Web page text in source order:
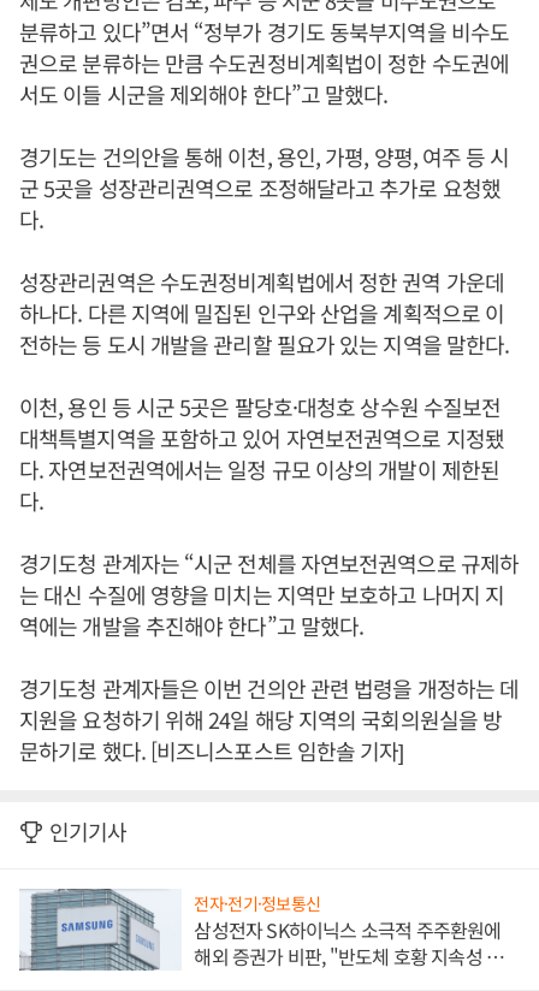
분류하고 있다”면서 “정부가 경기도 동북부지역을 비수도
권으로 분류하는 만큼 수도권정비계획법이 정한 수도권에
서도 이들 시군을 제외해야 한다”고 말했다.
경기도는 건의안을 통해 이천, 용인, 가평, 양평, 여주 등 시
군 5곳을 성장관리권역으로 조정해달라고 추가로 요청했
다.
성장관리권역은 수도권정비계획법에서 정한 권역 가운데
하나다. 다른 지역에 밀집된 인구와 산업을 계획적으로 이
전하는 등 도시 개발을 관리할 필요가 있는 지역을 말한다.
이천, 용인 등 시군 5곳은 팔당호·대청호 상수원 수질보전
대책특별지역을 포함하고 있어 자연보전권역으로 지정됐
다. 자연보전권역에서는 일정 규모 이상의 개발이 제한된
다.
경기도청 관계자는 “시군 전체를 자연보전권역으로 규제하
는 대신 수질에 영향을 미치는 지역만 보호하고 나머지 지
역에는 개발을 추진해야 한다”고 말했다.
경기도청 관계자들은 이번 건의안 관련 법령을 개정하는 데
지원을 요청하기 위해 24일 해당 지역의 국회의원실을 방
문하기로 했다. [비즈니스포스트 임한솔 기자]
인기기사
전자·전기·정보통신
삼성전자 SK하이닉스 소극적 주주환원에
해외 증권가 비판, "반도체 호황 지속성 의